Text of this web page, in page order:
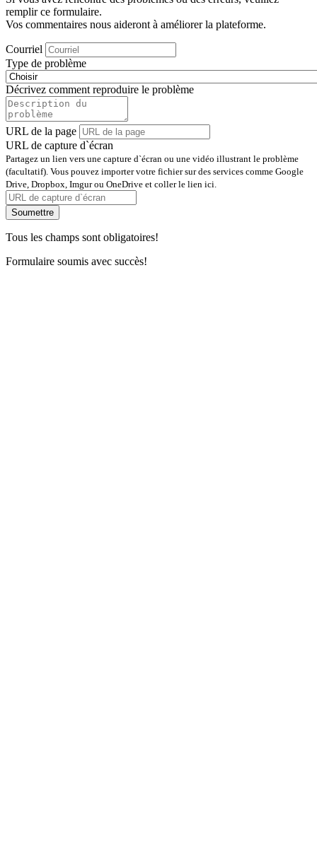
remplir ce formulaire.
Vos commentaires nous aideront à améliorer la plateforme.
Courriel
Type de problème
Décrivez comment reproduire le problème
URL de la page
URL de capture d`écran
Partagez un lien vers une capture d`écran ou une vidéo illustrant le problème
(facultatif). Vous pouvez importer votre fichier sur des services comme Google
Drive, Dropbox, Imgur ou OneDrive et coller le lien ici.
Soumettre
Tous les champs sont obligatoires!
Formulaire soumis avec succès!